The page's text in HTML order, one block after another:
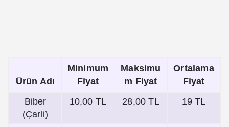
Ürün Adı
Minimum
Fiyat
Maksimu
m Fiyat
Ortalama
Fiyat
Biber
(Çarli)
10,00 TL 28,00 TL 19 TL